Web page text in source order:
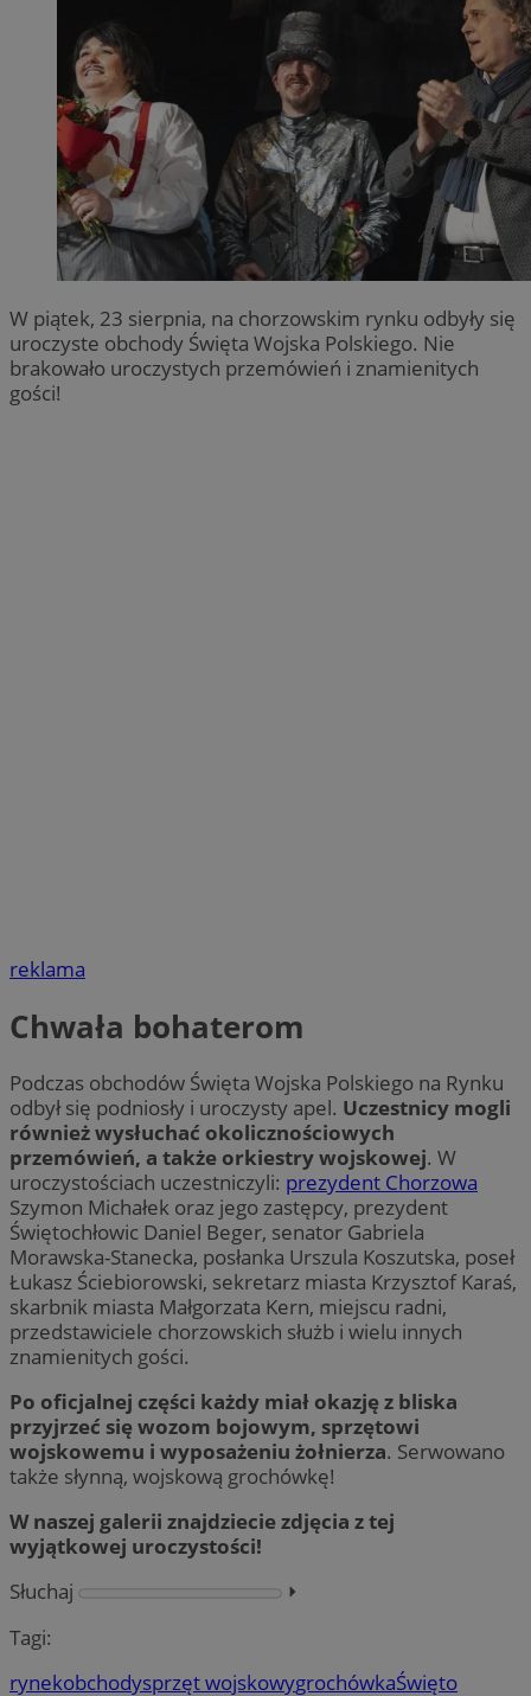
W piątek, 23 sierpnia, na chorzowskim rynku odbyły się
uroczyste obchody Święta Wojska Polskiego. Nie
brakowało uroczystych przemówień i znamienitych
gości!
reklama
Chwała bohaterom
Podczas obchodów Święta Wojska Polskiego na Rynku
odbył się podniosły i uroczysty apel. Uczestnicy mogli
również wysłuchać okolicznościowych
przemówień, a także orkiestry wojskowej. W
uroczystościach uczestniczyli: prezydent Chorzowa
Szymon Michałek oraz jego zastępcy, prezydent
Świętochłowic Daniel Beger, senator Gabriela
Morawska-Stanecka, posłanka Urszula Koszutska, poseł
Łukasz Ściebiorowski, sekretarz miasta Krzysztof Karaś,
skarbnik miasta Małgorzata Kern, miejscu radni,
przedstawiciele chorzowskich służb i wielu innych
znamienitych gości.
Po oficjalnej części każdy miał okazję z bliska
przyjrzeć się wozom bojowym, sprzętowi
wojskowemu i wyposażeniu żołnierza. Serwowano
także słynną, wojskową grochówkę!
W naszej galerii znajdziecie zdjęcia z tej
wyjątkowej uroczystości!
Słuchaj
⏵︎
Tagi:
rynekobchodysprzęt wojskowygrochówkaŚwięto